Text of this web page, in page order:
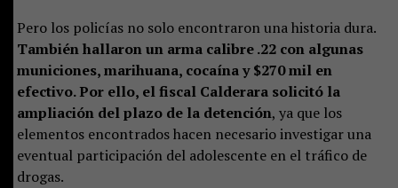
Pero los policías no solo encontraron una historia dura.
También hallaron un arma calibre .22 con algunas
municiones, marihuana, cocaína y $270 mil en
efectivo. Por ello, el fiscal Calderara solicitó la
ampliación del plazo de la detención, ya que los
elementos encontrados hacen necesario investigar una
eventual participación del adolescente en el tráfico de
drogas.